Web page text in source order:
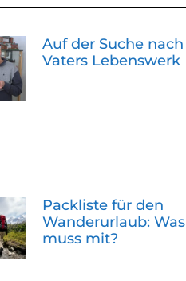
Auf der Suche nach
Vaters Lebenswerk
Packliste für den
Wanderurlaub: Was
muss mit?